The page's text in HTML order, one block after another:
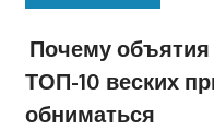
Почему объятия
ТОП-10 веских
обниматься